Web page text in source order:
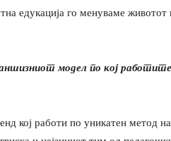
едукација го менуваме
модел по кој работите
кој работи по уникатен метод